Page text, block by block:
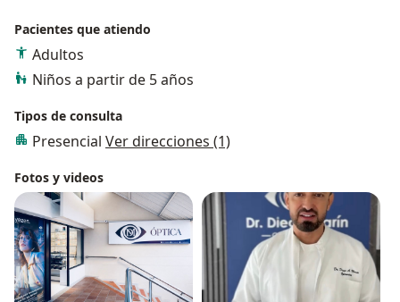
Pacientes que atiendo
Adultos
Niños a partir de 5 años
Tipos de consulta
Presencial Ver direcciones (1)
Fotos y videos